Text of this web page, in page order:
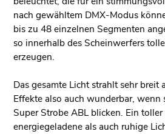
nach gewähltem DMX-Modus
bis zu 48 einzelnen Segmenten
so innerhalb des Scheinwerfers
erzeugen.
Das gesamte Licht strahlt sehr breit
Effekte also auch wunderbar, wenn
Super Strobe ABL blicken. Ein
energiegeladene als auch ruhige